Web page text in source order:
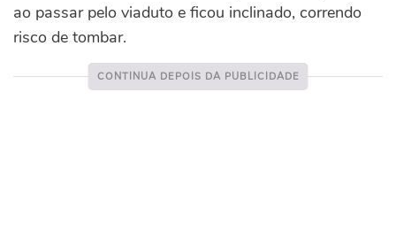
ao passar pelo viaduto e ficou inclinado, correndo
risco de tombar.